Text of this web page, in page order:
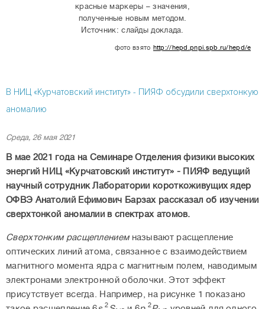
красные маркеры – значения,
полученные новым методом.
Источник: слайды доклада.
фото взято http://hepd.pnpi.spb.ru/hepd/
В НИЦ «Курчатовский институт» - ПИЯФ обсудили сверхтонкую
аномалию
Среда, 26 мая 2021
В мае 2021 года на Семинаре Отделения физики высоких
энергий НИЦ «Курчатовский институт» - ПИЯФ ведущий
научный сотрудник Лаборатории короткоживущих ядер
ОФВЭ Анатолий Ефимович Барзах рассказал об изучении
сверхтонкой аномалии в спектрах атомов.
Сверхтонким расщеплениемназывают расщепление
оптических линий атома, связанное с взаимодействием
магнитного момента ядра с магнитным полем, наводимым
электронами электронной оболочки. Этот эффект
присутствует всегда. Например, на рисунке 1 показано
2 2